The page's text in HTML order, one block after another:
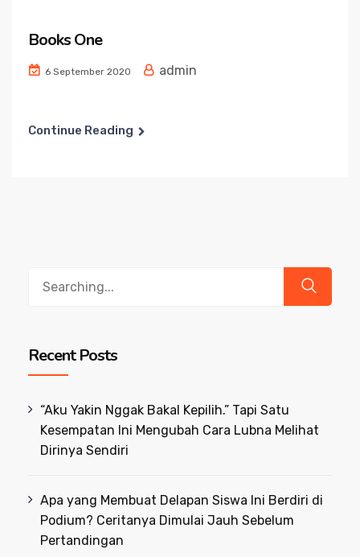
Books One
6 September 2020 admin
Continue Reading
Recent Posts
“Aku Yakin Nggak Bakal Kepilih.” Tapi Satu
Kesempatan Ini Mengubah Cara Lubna Melihat
Dirinya Sendiri
Apa yang Membuat Delapan Siswa Ini Berdiri di
Podium? Ceritanya Dimulai Jauh Sebelum
Pertandingan